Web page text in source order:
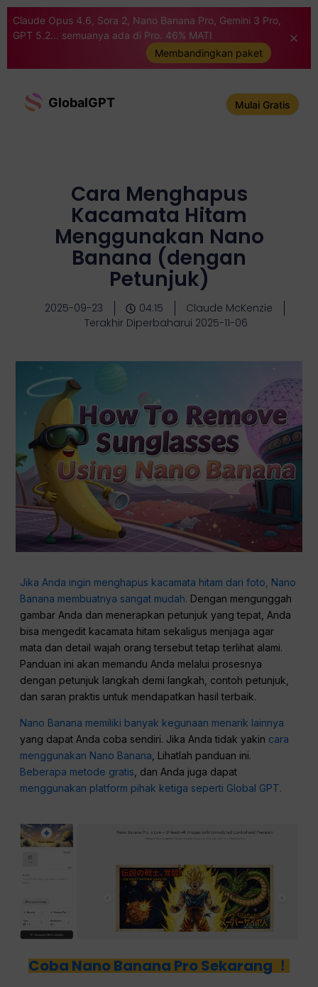
Claude Opus 4.6, Sora 2, Nano Banana Pro, Gemini 3 Pro,
GPT 5.2... semuanya ada di Pro. 46% MATI
Membandingkan paket
GlobalGPT Mulai Gratis
Cara Menghapus
Kacamata Hitam
Menggunakan Nano
Banana (dengan
Petunjuk)
2025-09-23 04:15
Claude McKenzie
Terakhir Diperbaharui 2025-11-06
Jika Anda ingin menghapus kacamata hitam dari foto, Nano
Banana membuatnya sangat mudah. Dengan mengunggah
gambar Anda dan menerapkan petunjuk yang tepat, Anda
bisa mengedit kacamata hitam sekaligus menjaga agar
mata dan detail wajah orang tersebut tetap terlihat alami.
Panduan ini akan memandu Anda melalui prosesnya
dengan petunjuk langkah demi langkah, contoh petunjuk,
dan saran praktis untuk mendapatkan hasil terbaik.
Nano Banana memiliki banyak kegunaan menarik lainnya
yang dapat Anda coba sendiri. Jika Anda tidak yakin cara
menggunakan Nano Banana , Lihatlah panduan ini.
Beberapa metode gratis , dan Anda juga dapat
menggunakan platform pihak ketiga seperti Global GPT.
Coba Nano Banana Pro Sekarang ！